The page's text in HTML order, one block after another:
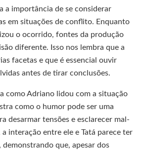
a importância de se considerar
em situações de conflito. Enquanto
o ocorrido, fontes da produção
diferente. Isso nos lembra que a
facetas e que é essencial ouvir
antes de tirar conclusões.
como Adriano lidou com a situação
como o humor pode ser uma
desarmar tensões e esclarecer mal-
interação entre ele e Tatá parece ter
demonstrando que, apesar dos